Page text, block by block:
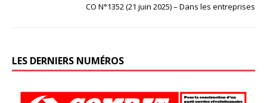
CO N°1352 (21 juin 2025) – Dans les entreprises
LES DERNIERS NUMÉROS